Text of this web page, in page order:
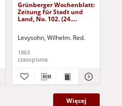
Grünberger Wochenblatt:
Zeitung für Stadt und
Land, No. 102. (24.
Levysohn, Wilhelm. Red.
1863
czasopisma
Więcej